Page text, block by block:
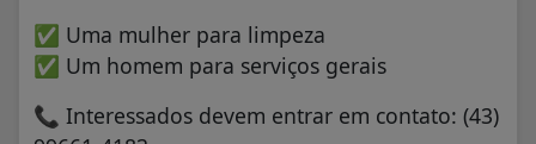
✅ Uma mulher para limpeza
✅ Um homem para serviços gerais
📞 Interessados devem entrar em contato: (43)